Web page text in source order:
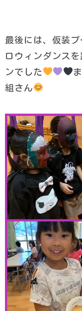
最後には、仮装
ロウィンダンス
ンでした
組さん